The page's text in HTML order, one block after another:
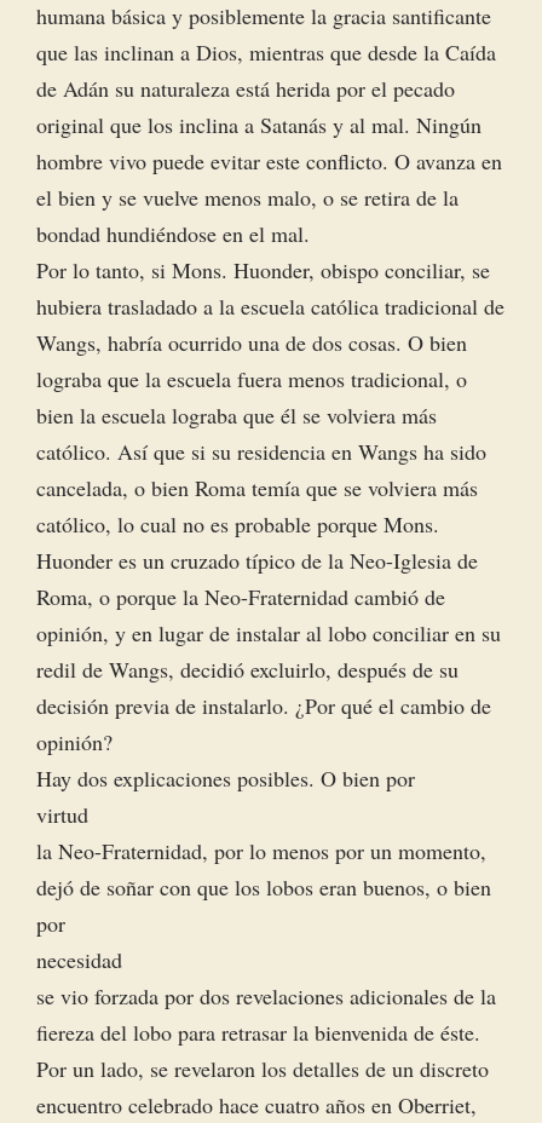
humana básica y posiblemente la gracia santificante
que las inclinan a Dios, mientras que desde la Caída
de Adán su naturaleza está herida por el pecado
original que los inclina a Satanás y al mal. Ningún
hombre vivo puede evitar este conflicto. O avanza en
el bien y se vuelve menos malo, o se retira de la
bondad hundiéndose en el mal.
Por lo tanto, si Mons. Huonder, obispo conciliar, se
hubiera trasladado a la escuela católica tradicional de
Wangs, habría ocurrido una de dos cosas. O bien
lograba que la escuela fuera menos tradicional, o
bien la escuela lograba que él se volviera más
católico. Así que si su residencia en Wangs ha sido
cancelada, o bien Roma temía que se volviera más
católico, lo cual no es probable porque Mons.
Huonder es un cruzado típico de la Neo-Iglesia de
Roma, o porque la Neo-Fraternidad cambió de
opinión, y en lugar de instalar al lobo conciliar en su
redil de Wangs, decidió excluirlo, después de su
decisión previa de instalarlo. ¿Por qué el cambio de
opinión?
Hay dos explicaciones posibles. O bien por
virtud
la Neo-Fraternidad, por lo menos por un momento,
dejó de soñar con que los lobos eran buenos, o bien
por
necesidad
se vio forzada por dos revelaciones adicionales de la
fiereza del lobo para retrasar la bienvenida de éste.
Por un lado, se revelaron los detalles de un discreto
encuentro celebrado hace cuatro años en Oberriet,